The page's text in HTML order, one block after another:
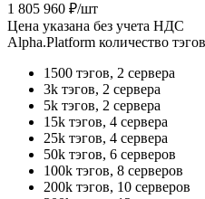
1 805 960 ₽/шт
Цена указана без учета НДС
Alpha.Platform количество тэгов
1500 тэгов, 2 сервера
3k тэгов, 2 сервера
5k тэгов, 2 сервера
15k тэгов, 4 сервера
25k тэгов, 4 сервера
50k тэгов, 6 серверов
100k тэгов, 8 серверов
200k тэгов, 10 серверов